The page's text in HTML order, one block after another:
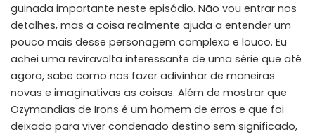
guinada importante neste episódio. Não vou entrar nos
detalhes, mas a coisa realmente ajuda a entender um
pouco mais desse personagem complexo e louco. Eu
achei uma reviravolta interessante de uma série que até
agora, sabe como nos fazer adivinhar de maneiras
novas e imaginativas as coisas. Além de mostrar que
Ozymandias de Irons é um homem de erros e que foi
deixado para viver condenado destino sem significado,